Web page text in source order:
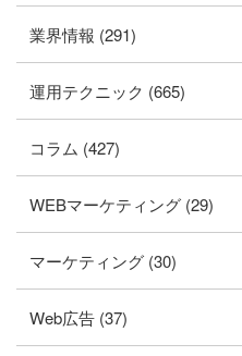
業界情報 (291)
運用テクニック (665)
コラム (427)
WEBマーケティング (29)
マーケティング (30)
Web広告 (37)